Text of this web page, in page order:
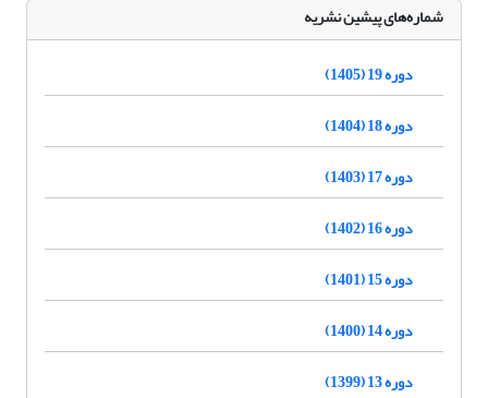
شماره‌های پیشین نشریه
دوره 19 (1405)
دوره 18 (1404)
دوره 17 (1403)
دوره 16 (1402)
دوره 15 (1401)
دوره 14 (1400)
دوره 13 (1399)